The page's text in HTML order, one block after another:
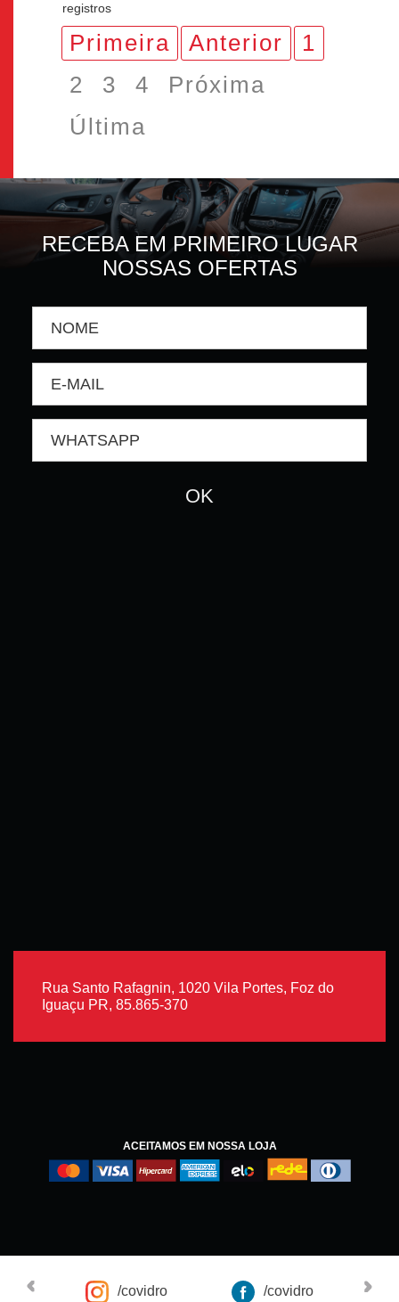
registros
Primeira Anterior
1
2
3 4
Próxima
Última
RECEBA EM PRIMEIRO LUGAR
NOSSAS OFERTAS
Rua Santo Rafagnin, 1020 Vila Portes, Foz do
Iguaçu PR, 85.865-370
ACEITAMOS EM NOSSA LOJA
/covidro /covidro